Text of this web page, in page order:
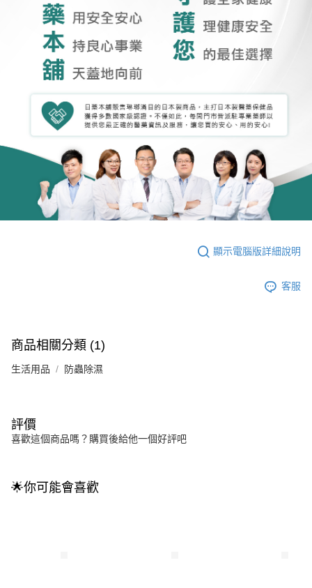
顯示電腦版詳細說明
客服
商品相關分類 (1)
生活用品 防蟲除濕
評價
喜歡這個商品嗎？購買後給他一個好評吧
🌟你可能會喜歡